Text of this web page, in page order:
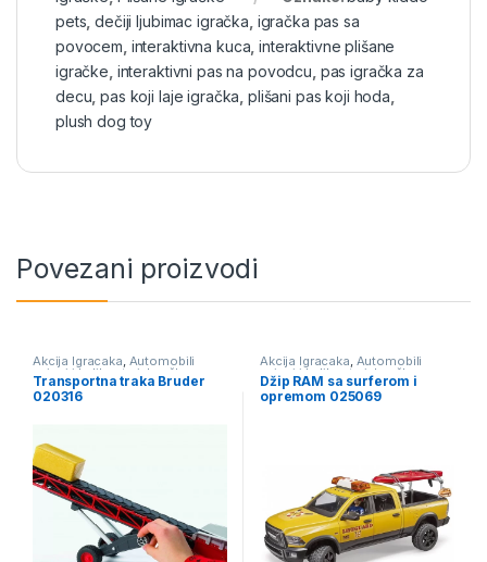
pets ,dečiji ljubimac igračka igračka pas sa
povocem interaktivna kuca ,interaktivne plišane
igračke interaktivni pas na povodcu pas igračka za
decu ,pas koji laje igračka plišani pas koji hoda
plush dog toy
Povezani proizvodi
Akcija Igracaka, Automobili
avioni i helikopteri, Igračke
Transportna traka Bruder
020316
Akcija Igracaka, Automobili
avioni i helikopteri ,Igračke
Džip RAM sa surferom i
opremom 025069